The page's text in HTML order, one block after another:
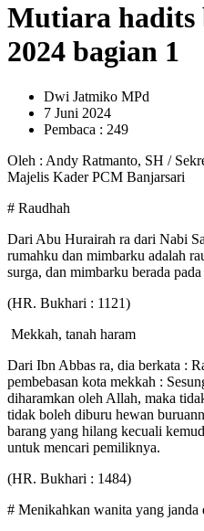
Mutiara hadits
2024 bagian 1
Dwi Jatmiko MPd
7 Juni 2024
Pembaca : 249
Oleh : Andy Ratmanto, SH /
Majelis Kader PCM Banjarsari
# Raudhah
Dari Abu Hurairah ra dari Nabi
rumahku dan mimbarku adalah
surga, dan mimbarku berada
(HR. Bukhari : 1121)
Mekkah, tanah haram
Dari Ibn Abbas ra, dia berkata :
pembebasan kota mekkah :
diharamkan oleh Allah, maka
tidak boleh diburu hewan
barang yang hilang kecuali
untuk mencari pemiliknya.
(HR. Bukhari : 1484)
# Menikahkan wanita yang janda